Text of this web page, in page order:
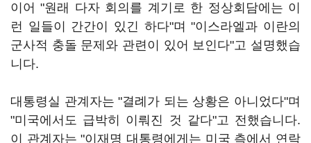
이어 "원래 다자 회의를 계기로 한 정상회담에는 이
런 일들이 간간이 있긴 하다"며 "이스라엘과 이란의
군사적 충돌 문제와 관련이 있어 보인다"고 설명했습
니다.
대통령실 관계자는 "결례가 되는 상황은 아니었다"며
"미국에서도 급박히 이뤄진 것 같다"고 전했습니다.
이 관계자는 "이재명 대통령에게는 미국 측에서 연락